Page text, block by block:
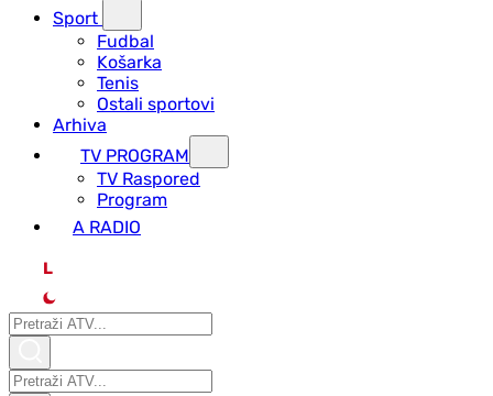
Sport
Fudbal
Košarka
Tenis
Ostali sportovi
Arhiva
TV PROGRAM
ТV Raspored
Program
A RADIO
L